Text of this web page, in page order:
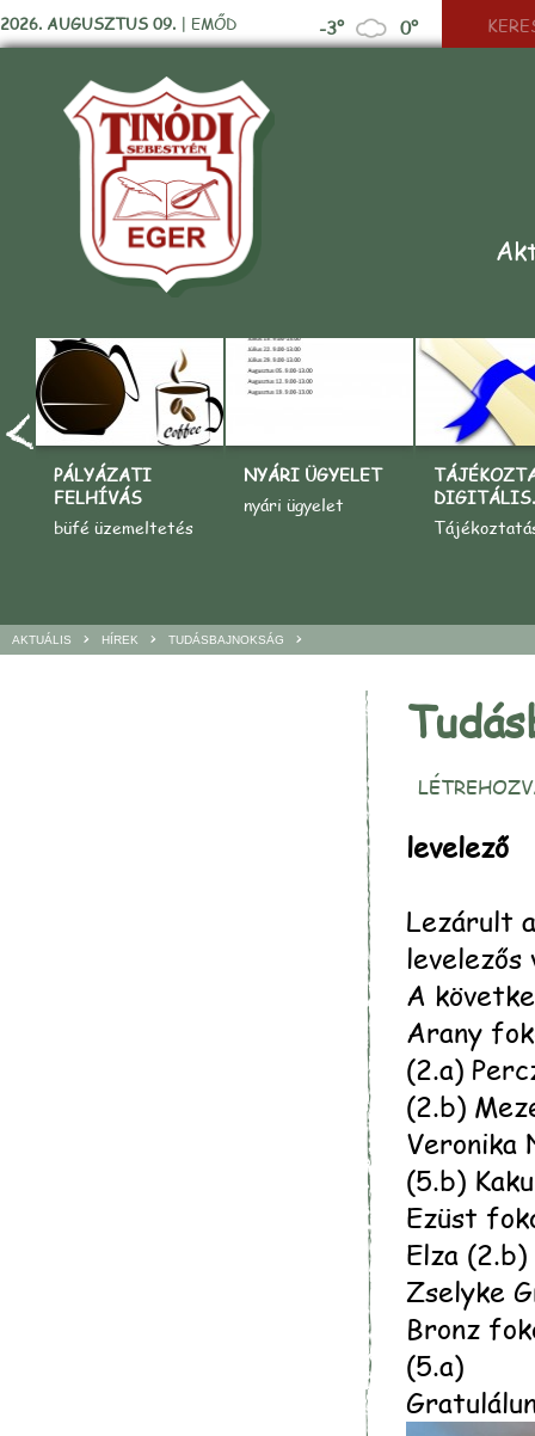
2026. AUGUSZTUS 09. | EMŐD -3° 0°
PÁLYÁZATI
FELHÍVÁS
büfé üzemeltetés
NYÁRI ÜGYELET
nyári ügyelet
AKTUÁLIS > HÍREK > TUDÁSBAJNOKSÁG >
levelező
Lezárult
levelezős
A
Arany
(2.a)
(2.b)
Veronika
(5.b)
Ezüst
Elza
Zselyke
Bronz
(5.a)